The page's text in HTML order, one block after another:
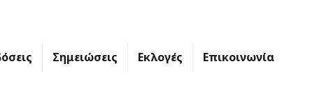
Σημειώσεις Εκλογές Επικοινωνία